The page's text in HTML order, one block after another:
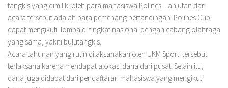
tangkis yang dimiliki oleh para mahasiswa Polines. Lanjutan dari
acara tersebut adalah para pemenang pertandingan Polines Cup
dapat mengikuti lomba di tingkat nasional dengan cabang olahraga
yang sama, yakni bulutangkis.
Acara tahunan yang rutin dilaksanakan oleh UKM Sport tersebut
terlaksana karena mendapat alokasi dana dari pusat. Selain itu,
dana juga didapat dari pendaftaran mahasiswa yang mengikuti